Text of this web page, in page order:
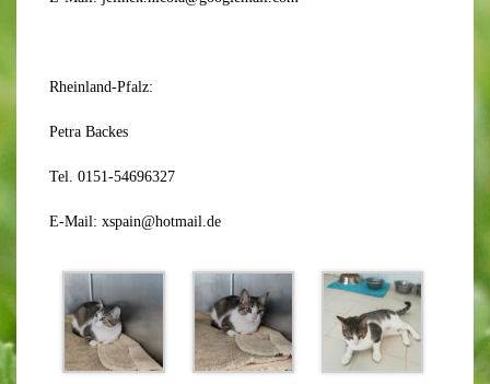
Rheinland-Pfalz:
Petra Backes
Tel. 0151-54696327
E-Mail: xspain@hotmail.de